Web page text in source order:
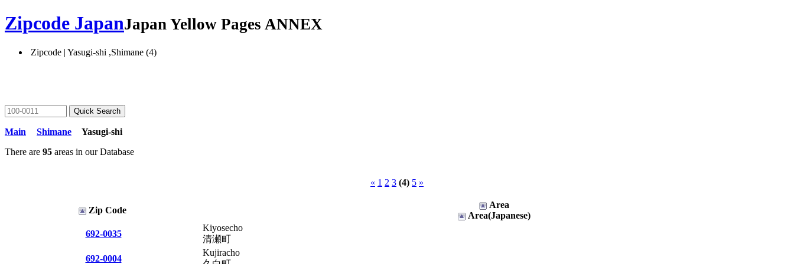
Zipcode JapanJapan Yellow Pages ANNEX
Zipcode | Yasugi-shi ,Shimane (4)
Main Shimane
Yasugi-shi
There are 95 areas in our Database
« 1 2 3 (4) 5 »
Zip Code
Area
Area(Japanese)
692-0035
Kiyosecho
清瀬町
692-0004
Kujiracho